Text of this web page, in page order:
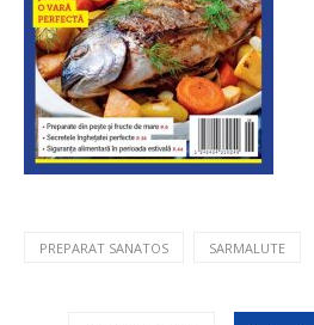
PREPARAT SANATOS SARMALUTE